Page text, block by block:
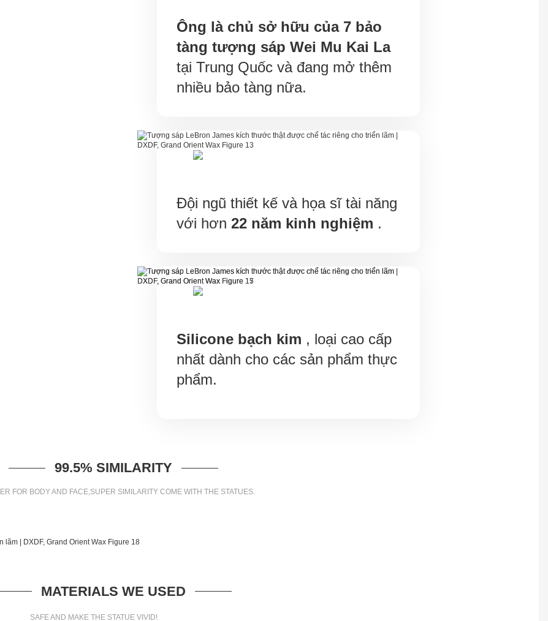
Ông là chủ sở hữu của 7 bảo
tàng tượng sáp Wei Mu Kai La
tại Trung Quốc và đang mở thêm
nhiều bảo tàng nữa.
Đội ngũ thiết kế và họa sĩ tài năng
với hơn 22 năm kinh nghiệm .
Silicone bạch kim , loại cao cấp
nhất dành cho các sản phẩm thực
phẩm.
99.5% SIMILARITY
FOR BODY AND FACE,SUPER SIMILARITY COME WITH THE STATUES.
MATERIALS WE USED
SAFE AND MAKE THE STATUE VIVID!